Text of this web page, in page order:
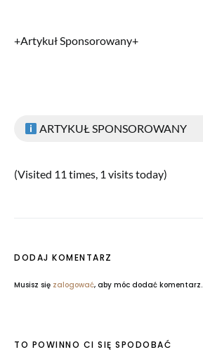
+Artykuł Sponsorowany+
ARTYKUŁ SPONSOROWANY
(Visited 11 times, 1 visits today)
DODAJ KOMENTARZ
Musisz się zalogować, aby móc dodać komentarz.
TO POWINNO CI SIĘ SPODOBAĆ